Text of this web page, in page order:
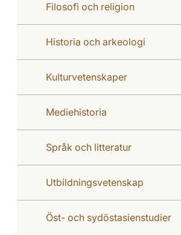
Filosofi och religion
Historia och arkeologi
Kulturvetenskaper
Mediehistoria
Språk och litteratur
Utbildningsvetenskap
Öst- och sydöstasienstudier